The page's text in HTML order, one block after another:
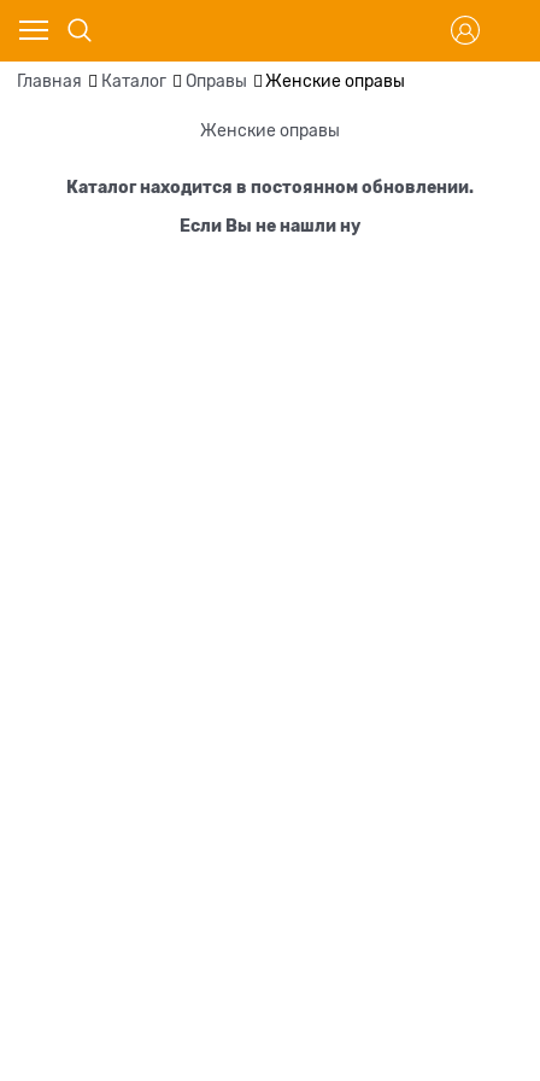
Главная Каталог Оправы Женские оправы
Женские оправы
Каталог находится в постоянном обновлении.
Если Вы не нашли ну